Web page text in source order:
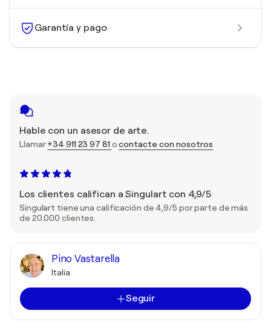
Garantía y pago
Hable con un asesor de arte.
Llamar+34 911 23 97 81 ocontacte con nosotros
Los clientes califican a Singulart con 4,9/5
Singulart tiene una calificación de 4,9/5 por parte de más
de 20.000 clientes.
Pino Vastarella
Italia
Seguir